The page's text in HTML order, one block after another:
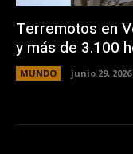
Terremotos en
y más de 3.100
MUNDO junio 29, 2026